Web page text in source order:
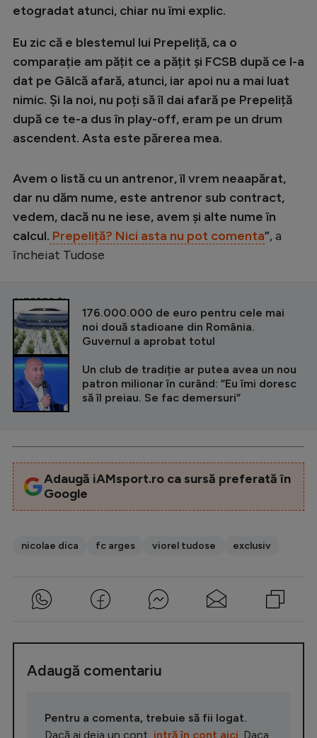
etogradat atunci, chiar nu îmi explic.
Eu zic că e blestemul lui Prepeliță, ca o
comparație am pățit ce a pățit și FCSB după ce l-a
dat pe Gâlcă afară, atunci, iar apoi nu a mai luat
nimic. Și la noi, nu poți să îl dai afară pe Prepeliță
după ce te-a dus în play-off, eram pe un drum
ascendent. Asta este părerea mea.
Avem o listă cu un antrenor, îl vrem neaapărat,
dar nu dăm nume, este antrenor sub contract,
vedem, dacă nu ne iese, avem și alte nume în
calcul. Prepeliță? Nici asta nu pot comenta”, a
încheiat Tudose
CITEȘTE ȘI
176.000.000 de euro pentru cele mai
noi două stadioane din România.
Guvernul a aprobat totul
Un club de tradiție ar putea avea un nou
patron milionar în curând: ”Eu îmi doresc
să îl preiau. Se fac demersuri”
Adaugă iAMsport.ro ca sursă preferată în
Google
nicolae dica fc arges viorel tudose exclusiv
Adaugă comentariu
Pentru a comenta, trebuie să fii logat.
Dacă ai deja un cont, intră în cont aici . Daca